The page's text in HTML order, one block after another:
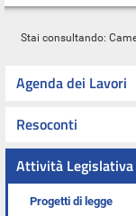
Stai consultando:
Agenda dei Lavori
Resoconti
Attività Legislativa
Progetti di legge